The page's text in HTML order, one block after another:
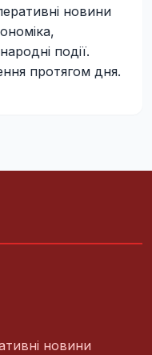
новини
події.
протягом дня.
новини